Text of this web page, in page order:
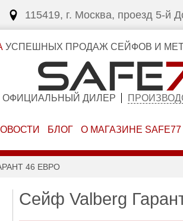
115419, г. Москва, проезд 5-й
УСПЕШНЫХ ПРОДАЖ СЕЙФОВ И
ОФИЦИАЛЬНЫЙ ДИЛЕР
БЛОГ О МАГАЗИНЕ SAFE77
46 ЕВРО
Сейф Valberg